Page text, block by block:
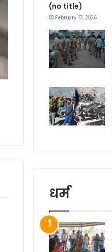
(no title)
February 17, 2026
धर्म